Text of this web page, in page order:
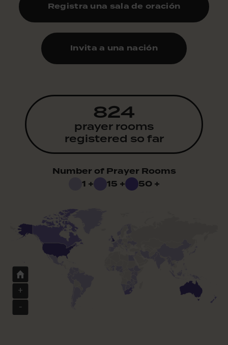
Registra una sala de oración
Invita a una nación
824
prayer rooms
registered so far
Number of Prayer Rooms
1 +
15 + 50 +
+
-